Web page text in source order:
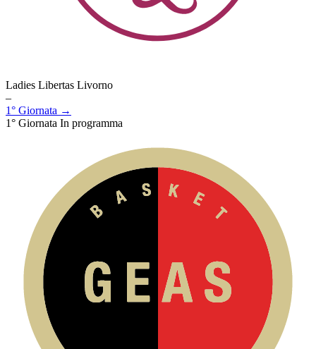
Ladies Libertas Livorno
–
1° Giornata →
1° Giornata In programma